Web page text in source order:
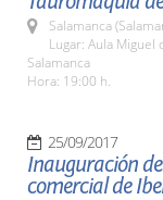
Salamanca
Lugar: Aula
Salamanca
Hora: 19:00 h.
25/09/2017
Inauguración
comercial de